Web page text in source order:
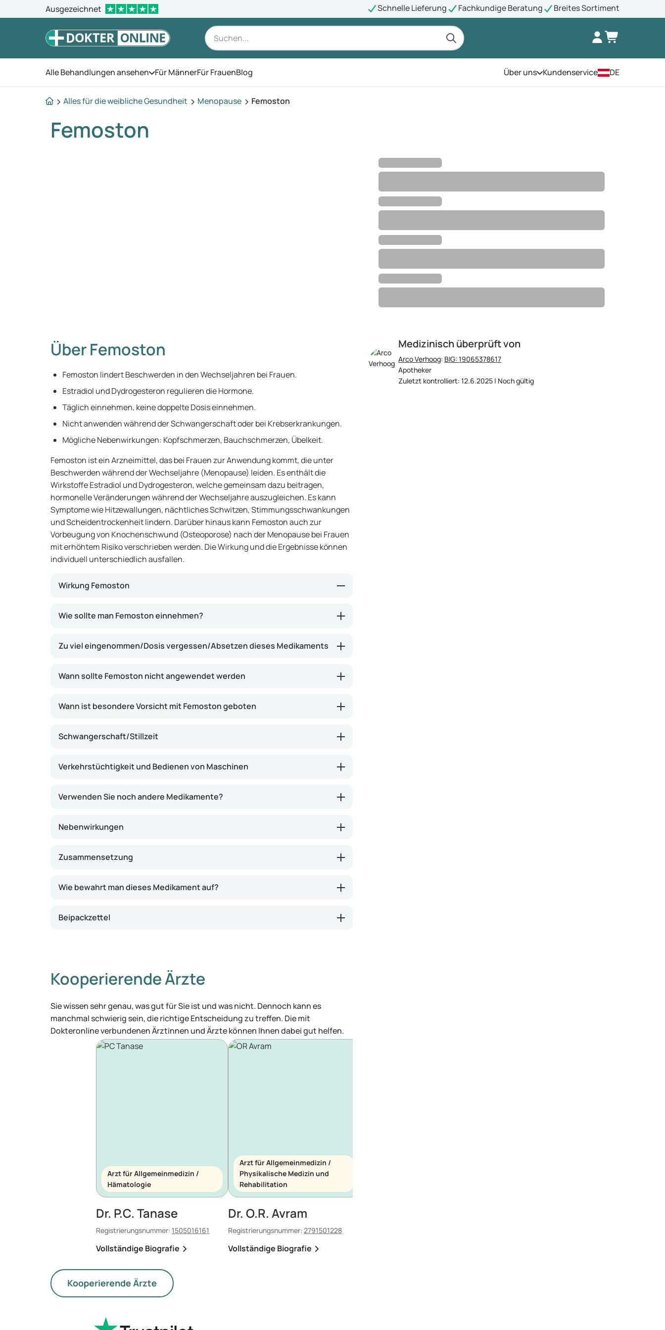
Ausgezeichnet Schnelle Lieferung Fachkundige Beratung Breites Sortiment
Alle Behandlungen ansehen Öffnen Sie das Menü
Für MännerFür FrauenBlog Über unsÖffnen Sie das Menü
Kundenservice DE
Alles für die weibliche Gesundheit Menopause Femoston
Femoston
Medizinisch überprüft von
Arco Verhoog: BIG: 19065378617
Apotheker
Zuletzt kontrolliert: 12.6.2025 | Noch gültig
Über Femoston
Femoston lindert Beschwerden in den Wechseljahren bei Frauen.
Estradiol und Dydrogesteron regulieren die Hormone.
Täglich einnehmen, keine doppelte Dosis einnehmen.
Nicht anwenden während der Schwangerschaft oder bei Krebserkrankungen.
Mögliche Nebenwirkungen: Kopfschmerzen, Bauchschmerzen, Übelkeit.
Femoston ist ein Arzneimittel, das bei Frauen zur Anwendung kommt, die unter
Beschwerden während der Wechseljahre (Menopause) leiden. Es enthält die
Wirkstoffe Estradiol und Dydrogesteron, welche gemeinsam dazu beitragen,
hormonelle Veränderungen während der Wechseljahre auszugleichen. Es kann
Symptome wie Hitzewallungen, nächtliches Schwitzen, Stimmungsschwankungen
und Scheidentrockenheit lindern. Darüber hinaus kann Femoston auch zur
Vorbeugung von Knochenschwund (Osteoporose) nach der Menopause bei Frauen
mit erhöhtem Risiko verschrieben werden. Die Wirkung und die Ergebnisse können
individuell unterschiedlich ausfallen.
Wirkung Femoston
(Dydrogesteron) ergänzt, Hormone, die während der Wechseljahre vom Körper
Wechseljahren zu lindern, während Dydrogesteron die
schützt. Dadurch ist Femoston für Frauen mit erhaltener Gebärmutter
Wie sollte man Femoston einnehmen?
Zu viel eingenommen/Dosis vergessen/Absetzen dieses Medikaments
Wann sollte Femoston nicht angewendet werden
Wann ist besondere Vorsicht mit Femoston geboten
Schwangerschaft/Stillzeit
Verkehrstüchtigkeit und Bedienen von Maschinen
Verwenden Sie noch andere Medikamente?
Nebenwirkungen
Zusammensetzung
Wie bewahrt man dieses Medikament auf?
Beipackzettel
Kooperierende Ärzte
Sie wissen sehr genau, was gut für Sie ist und was nicht. Dennoch kann es
manchmal schwierig sein, die richtige Entscheidung zu treffen. Die mit
Dokteronline verbundenen Ärztinnen und Ärzte können Ihnen dabei gut helfen.
Arzt für Allgemeinmedizin /
Hämatologie
Dr. P.C. Tanase
Registrierungsnummer: 1505016161
Vollständige Biografie
Arzt für Allgemeinmedizin /
Physikalische Medizin und
Rehabilitation
Dr. O.R. Avram
Registrierungsnummer: 2791501228
Vollständige Biografie
Kooperierende Ärzte